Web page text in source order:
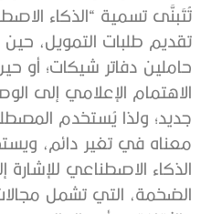
تُتَبنَّى تسمية “الذكاء
تقديم طلبات التمويل،
حاملين دفاتر شيكات؛ أو
الاهتمام الإعلامي إلى
جديد؛ ولذا يُستخدم
معناه في تغير دائم،
الذكاء الاصطناعي
الضخمة، التي تشمل